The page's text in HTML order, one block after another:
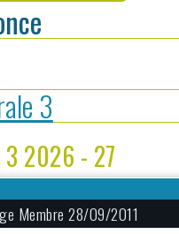
3
3 2026 - 27
Membre 28/09/2011